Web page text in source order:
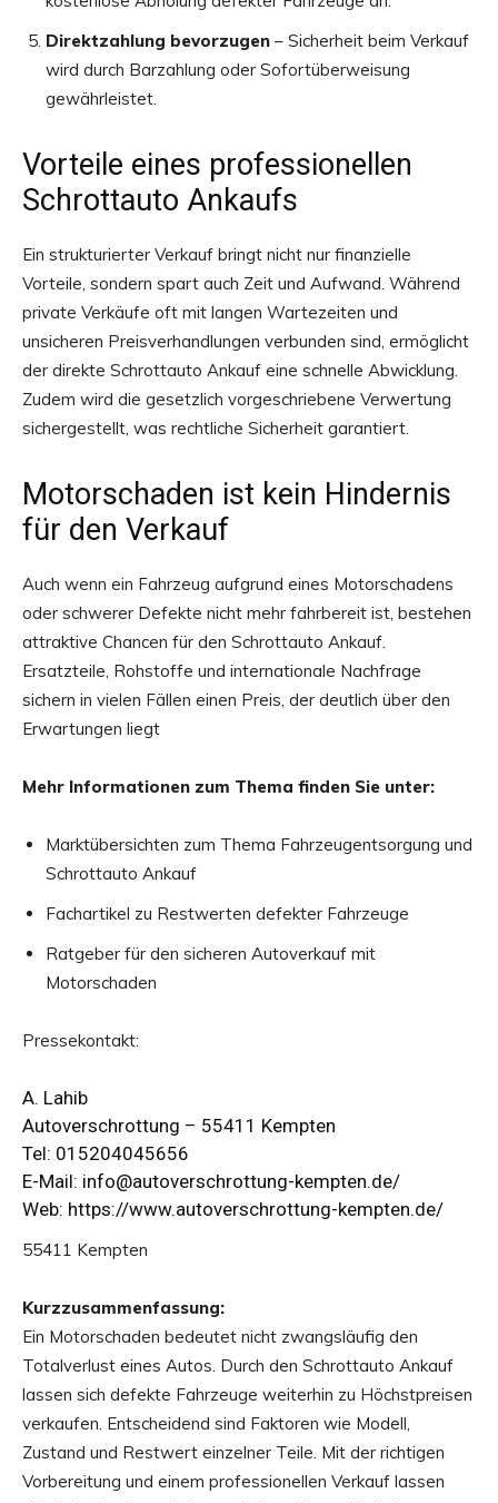
Direktzahlung bevorzugen – Sicherheit beim Verkauf
wird durch Barzahlung oder Sofortüberweisung
gewährleistet.
Vorteile eines professionellen
Schrottauto Ankaufs
Ein strukturierter Verkauf bringt nicht nur finanzielle
Vorteile, sondern spart auch Zeit und Aufwand. Während
private Verkäufe oft mit langen Wartezeiten und
unsicheren Preisverhandlungen verbunden sind, ermöglicht
der direkte Schrottauto Ankauf eine schnelle Abwicklung.
Zudem wird die gesetzlich vorgeschriebene Verwertung
sichergestellt, was rechtliche Sicherheit garantiert.
Motorschaden ist kein Hindernis
für den Verkauf
Auch wenn ein Fahrzeug aufgrund eines Motorschadens
oder schwerer Defekte nicht mehr fahrbereit ist, bestehen
attraktive Chancen für den Schrottauto Ankauf.
Ersatzteile, Rohstoffe und internationale Nachfrage
sichern in vielen Fällen einen Preis, der deutlich über den
Erwartungen liegt
Mehr Informationen zum Thema finden Sie unter:
Marktübersichten zum Thema Fahrzeugentsorgung und
Schrottauto Ankauf
Fachartikel zu Restwerten defekter Fahrzeuge
Ratgeber für den sicheren Autoverkauf mit
Motorschaden
Pressekontakt:
A. Lahib
Autoverschrottung – 55411 Kempten
Tel: 015204045656
E-Mail: info@autoverschrottung-kempten.de/
Web: https://www.autoverschrottung-kempten.de/
55411 Kempten
Kurzzusammenfassung:
Ein Motorschaden bedeutet nicht zwangsläufig den
Totalverlust eines Autos. Durch den Schrottauto Ankauf
lassen sich defekte Fahrzeuge weiterhin zu Höchstpreisen
verkaufen. Entscheidend sind Faktoren wie Modell,
Zustand und Restwert einzelner Teile. Mit der richtigen
Vorbereitung und einem professionellen Verkauf lassen